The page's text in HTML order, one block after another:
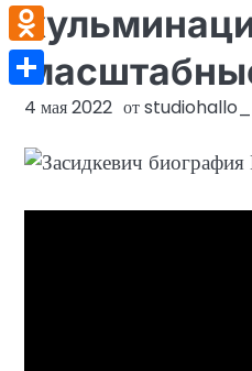
4 мая 2022 отstudiohallo_
VK
Odnoklassniki
Отправить